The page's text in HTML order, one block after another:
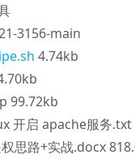
3156-main
4.74kb
99.72kb
开启 apache服务.txt
思路+实战.docx